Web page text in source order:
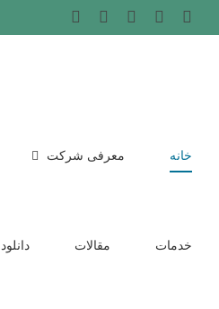
to
Phone پست
الکترونیک
Instagram
LinkedIn
خانه معرفی شرکت
خدمات مقالات دانلود